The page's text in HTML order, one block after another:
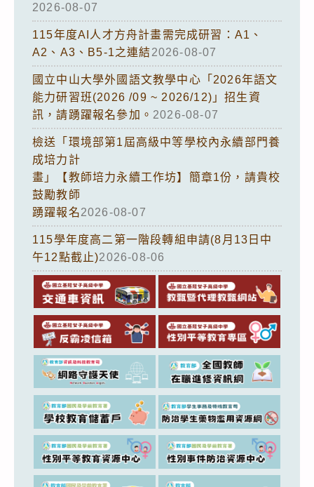
2026-08-07
115年度AI人才方舟計畫需完成研習：A1、
A2、A3、B5-1之連結2026-08-07
國立中山大學外國語文教學中心「2026年語文
能力研習班(2026 /09 ~ 2026/12)」招生資
訊，請踴躍報名參加。 2026-08-07
檢送「環境部第1屆高級中等學校內永續部門養
成培力計
畫」【教師培力永續工作坊】簡章1份，請貴校
鼓勵教師
踴躍報名2026-08-07
115學年度高二第一階段轉組申請(8月13日中
午12點截止)2026-08-06